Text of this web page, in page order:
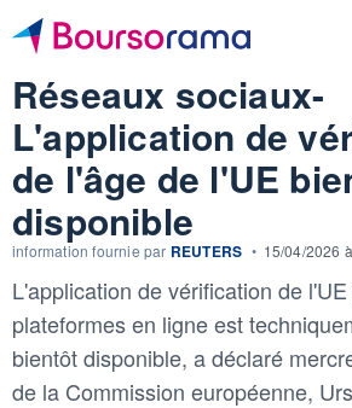
Réseaux sociaux-
L'application de
de l'âge de l'UE
disponible
information fournie par REUTERS • 15/04/2026
L'application de vérification de
plateformes en ligne est
bientôt disponible, a déclaré
de la Commission européenne,